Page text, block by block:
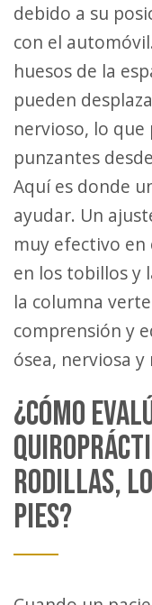
debido a su
con el
huesos de la
pueden
nervioso, lo
punzantes
Aquí es donde
ayudar. Un
muy efectivo
en los tobillos y
la columna
comprensión y
ósea, nerviosa
¿CÓMO
RODILLAS,
PIES?